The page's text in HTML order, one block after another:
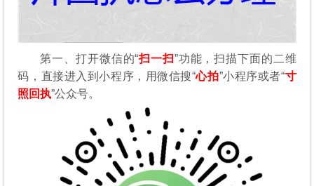
第一、打开微信的“扫一扫”功能，扫描下面的二维
码，直接进入到小程序，用微信搜“心拍”小程序或者“寸
照回执”公众号。